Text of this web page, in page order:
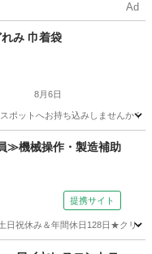
Ad
み 巾着袋
8月6日
トへお持ち込みしませんか？
≫機械操作・製造補助
提携サイト
日祝休み＆年間休日128日★クリ